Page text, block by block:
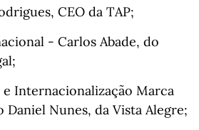
CEO da TAP;
- Carlos Abade, do
Internacionalização Marca
Daniel Nunes, da Vista Alegre;